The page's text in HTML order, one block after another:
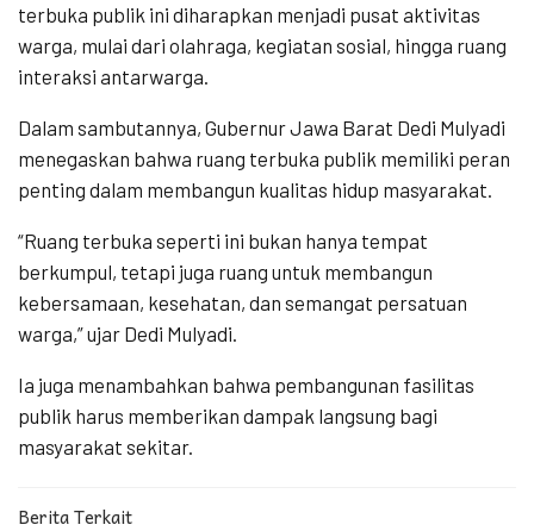
terbuka publik ini diharapkan menjadi pusat aktivitas
warga, mulai dari olahraga, kegiatan sosial, hingga ruang
interaksi antarwarga.
Dalam sambutannya, Gubernur Jawa Barat Dedi Mulyadi
menegaskan bahwa ruang terbuka publik memiliki peran
penting dalam membangun kualitas hidup masyarakat.
“Ruang terbuka seperti ini bukan hanya tempat
berkumpul, tetapi juga ruang untuk membangun
kebersamaan, kesehatan, dan semangat persatuan
warga,” ujar Dedi Mulyadi.
Ia juga menambahkan bahwa pembangunan fasilitas
publik harus memberikan dampak langsung bagi
masyarakat sekitar.
Berita Terkait